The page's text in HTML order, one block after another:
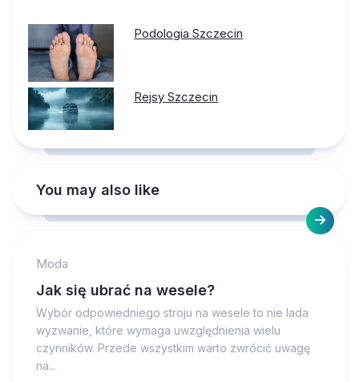
Podologia Szczecin
Rejsy Szczecin
You may also like
Moda
Jak się ubrać na wesele?
Wybór odpowiedniego stroju na wesele to nie lada
wyzwanie, które wymaga uwzględnienia wielu
czynników. Przede wszystkim warto zwrócić uwagę
na...